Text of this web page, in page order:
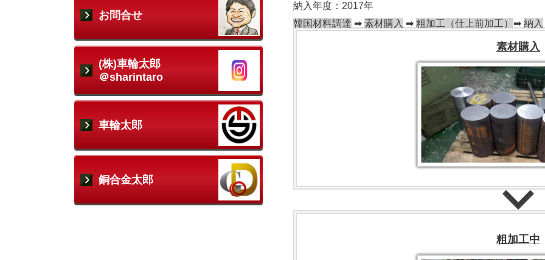
納入年度：2017年
韓国材料調達 ➡ 素材購入 ➡ 粗加工（仕上前加工） ➡ 納入
素材購入
粗加工中
お問合せ
(株)車輪太郎
＠sharintaro
車輪太郎
銅合金太郎